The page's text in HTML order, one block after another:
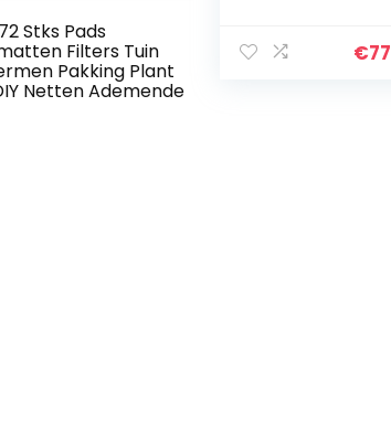
Stks Pads
Filters Tuin
Pakking Plant
Netten Ademende
Base, Bonsai €